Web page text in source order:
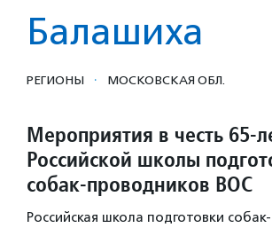
Балашиха
РЕГИОНЫ · МОСКОВСКАЯ ОБЛ.
Мероприятия в честь 65-
Российской школы
собак-проводников ВОС
Российская школа подготовки